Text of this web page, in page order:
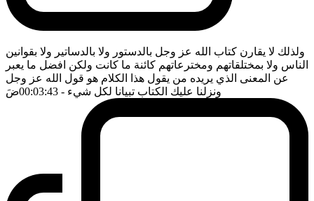
ولذلك لا يقارن كتاب الله عز وجل بالدستور ولا بالدساتير ولا بقوانين
الناس ولا بمختلقاتهم ومخترعاتهم كائنة ما كانت ولكن افضل ما يعبر
عن المعنى الذي يريده من يقول هذا الكلام هو قول الله عز وجل
ونزلنا عليك الكتاب تبيانا لكل شيء - 00:03:43 ضَ